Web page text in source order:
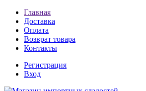
Главная
Доставка
Оплата
Возврат товара
Контакты
Регистрация
Вход